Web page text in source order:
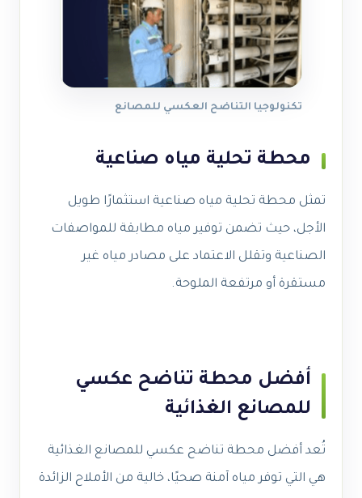
تكنولوجيا التناضح العكسي للمصانع
محطة تحلية مياه صناعية
تمثل محطة تحلية مياه صناعية استثمارًا طويل
الأجل، حيث تضمن توفير مياه مطابقة للمواصفات
الصناعية وتقلل الاعتماد على مصادر مياه غير
مستقرة أو مرتفعة الملوحة.
أفضل محطة تناضح عكسي
للمصانع الغذائية
تُعد أفضل محطة تناضح عكسي للمصانع الغذائية
هي التي توفر مياه آمنة صحيًا، خالية من الأملاح الزائدة